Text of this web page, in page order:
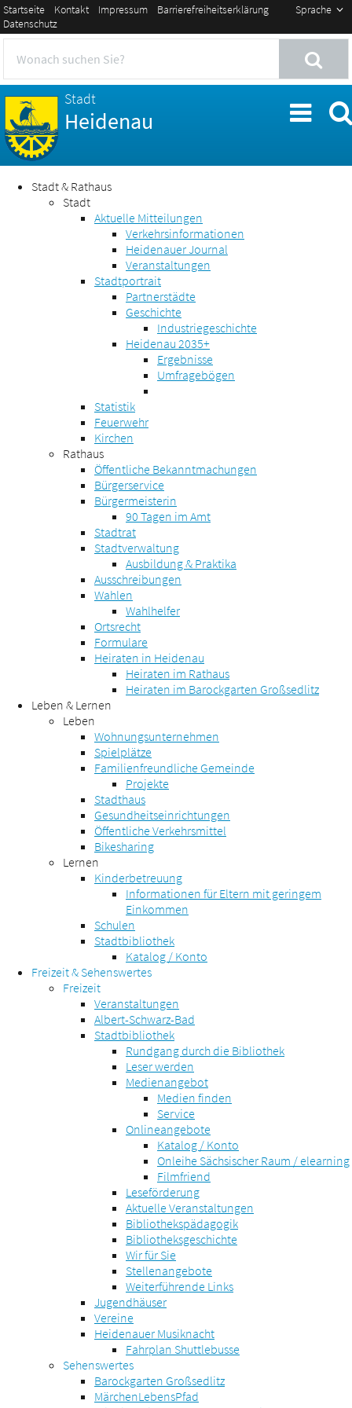
Sprache
Startseite Kontakt Impressum
Barrierefreiheitserklärung
Datenschutz
Stadt
Heidenau
Stadt & Rathaus
Stadt
Aktuelle Mitteilungen
Verkehrsinformationen
Heidenauer Journal
Veranstaltungen
Stadtportrait
Partnerstädte
Geschichte
Industriegeschichte
Heidenau 2035+
Ergebnisse
Umfragebögen
Statistik
Feuerwehr
Kirchen
Rathaus
Öffentliche Bekanntmachungen
Bürgerservice
Bürgermeisterin
90 Tagen im Amt
Stadtrat
Stadtverwaltung
Ausbildung & Praktika
Ausschreibungen
Wahlen
Wahlhelfer
Ortsrecht
Formulare
Heiraten in Heidenau
Heiraten im Rathaus
Heiraten im Barockgarten Großsedlitz
Leben & Lernen
Leben
Wohnungsunternehmen
Spielplätze
Familienfreundliche Gemeinde
Projekte
Stadthaus
Gesundheitseinrichtungen
Öffentliche Verkehrsmittel
Bikesharing
Lernen
Kinderbetreuung
Informationen für Eltern mit geringem
Einkommen
Schulen
Stadtbibliothek
Katalog / Konto
Freizeit & Sehenswertes
Freizeit
Veranstaltungen
Albert-Schwarz-Bad
Stadtbibliothek
Rundgang durch die Bibliothek
Leser werden
Medienangebot
Medien finden
Service
Onlineangebote
Katalog / Konto
Onleihe Sächsischer Raum / elearning
Filmfriend
Leseförderung
Aktuelle Veranstaltungen
Bibliothekspädagogik
Bibliotheksgeschichte
Wir für Sie
Stellenangebote
Weiterführende Links
Jugendhäuser
Vereine
Heidenauer Musiknacht
Fahrplan Shuttlebusse
Sehenswertes
Barockgarten Großsedlitz
MärchenLebensPfad